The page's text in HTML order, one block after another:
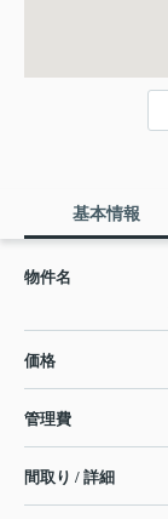
基本情報
物件名
価格
管理費
間取り / 詳細